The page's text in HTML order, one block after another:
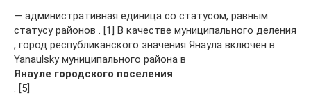
— административная единица со статусом, равным
статусу районов . [1] В качестве муниципального деления
, город республиканского значения Янаула включен в
Yanaulsky муниципального района в
Янауле городского поселения
. [5]